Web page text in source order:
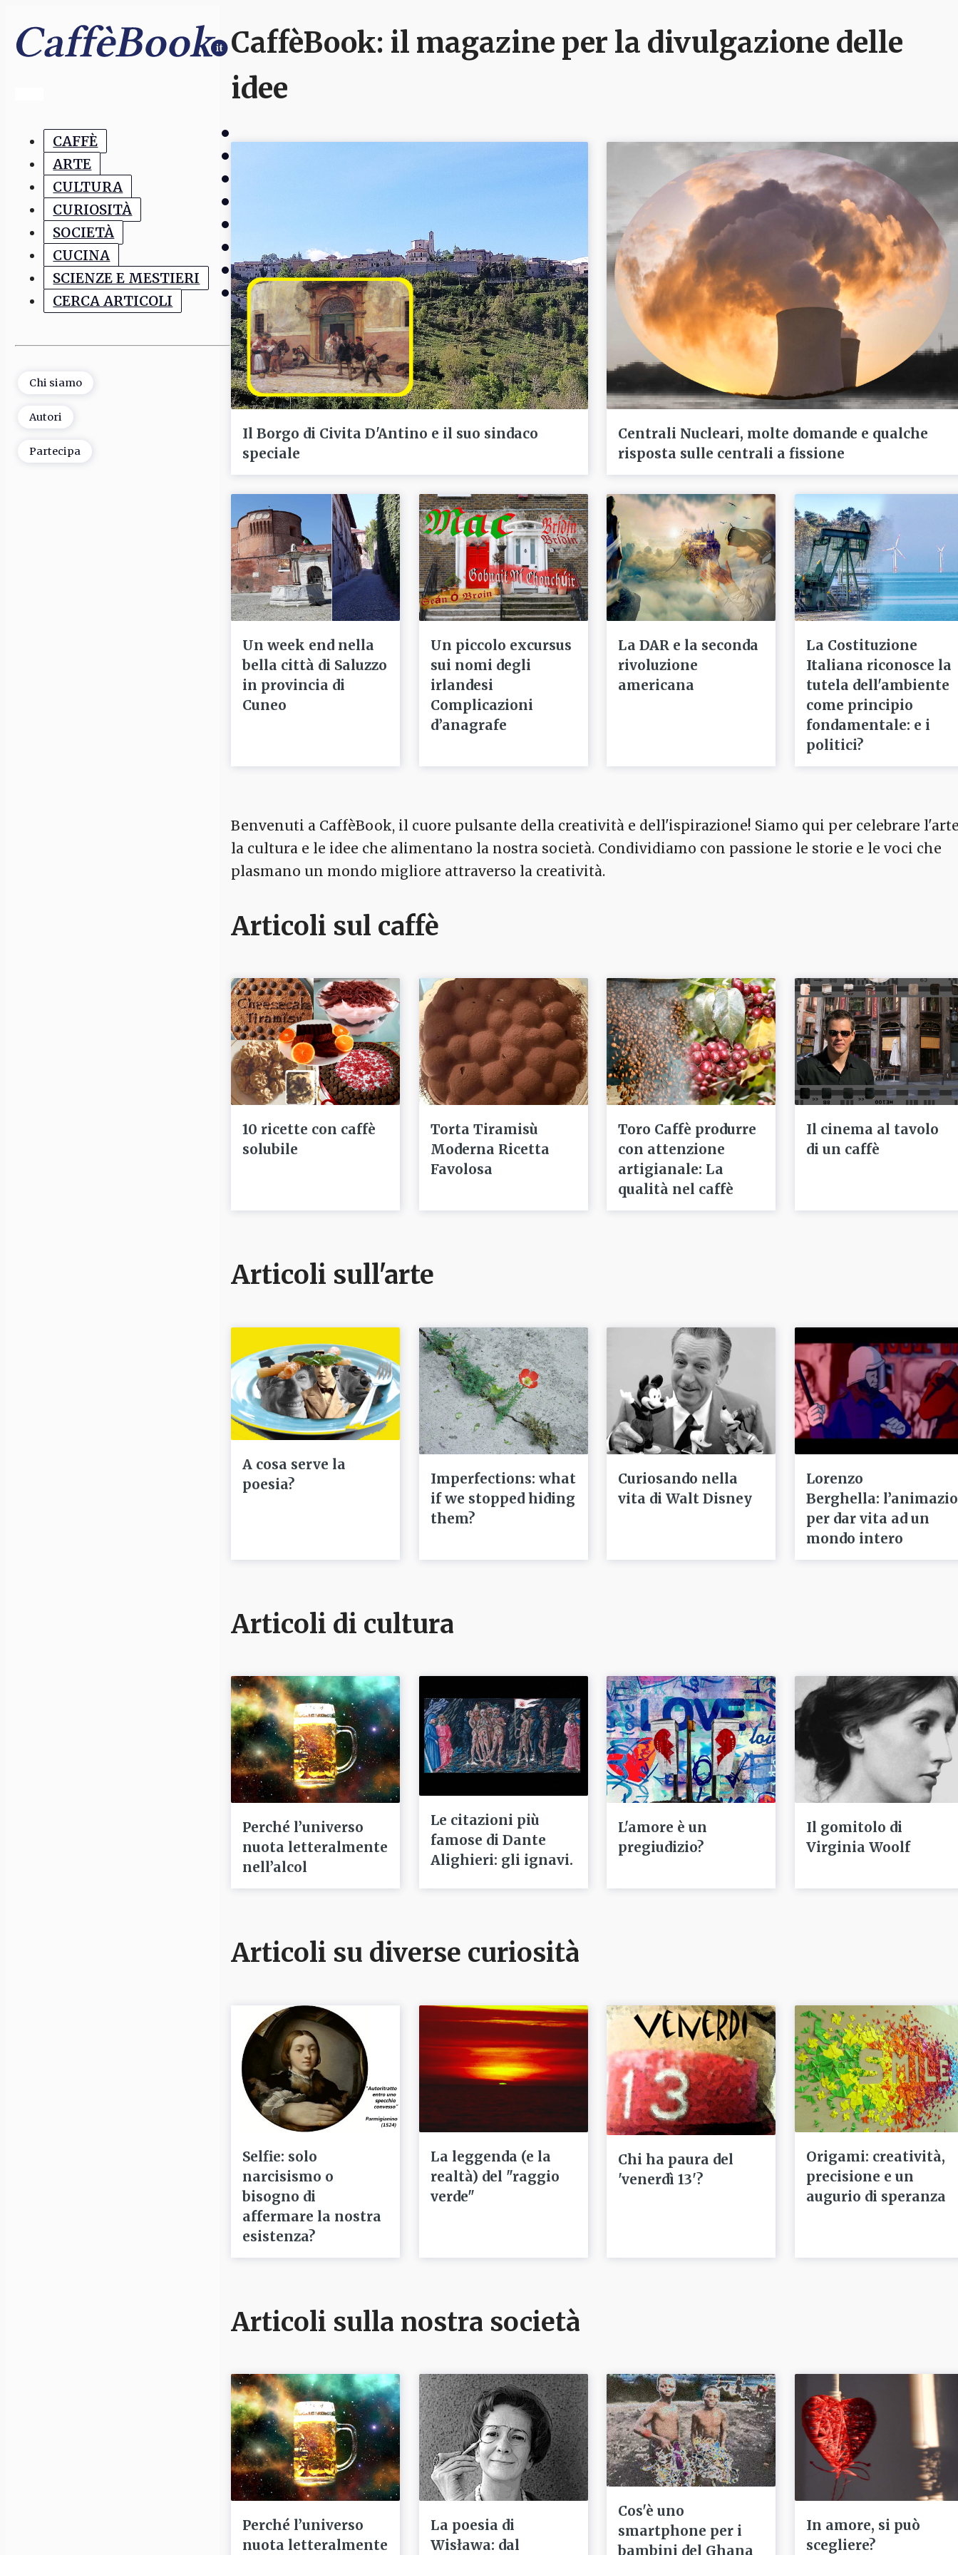
CAFFÈ
ARTE
CULTURA
CURIOSITÀ
SOCIETÀ
CUCINA
SCIENZE E MESTIERI
CERCA ARTICOLI
Chi siamo
Autori
Partecipa
CaffèBook: il magazine per la divulgazione delle
idee
Il Borgo di Civita D'Antino e il suo sindaco
speciale
Centrali Nucleari, molte domande e qualche
risposta sulle centrali a fissione
Un week end nella
bella città di Saluzzo
in provincia di
Cuneo
Un piccolo excursus
sui nomi degli
irlandesi
Complicazioni
d’anagrafe
La DAR e la seconda
rivoluzione
americana
La Costituzione
Italiana riconosce la
tutela dell'ambiente
come principio
fondamentale: e i
politici?
Benvenuti a CaffèBook, il cuore pulsante della creatività e dell'ispirazione! Siamo qui per celebrare
la cultura e le idee che alimentano la nostra società. Condividiamo con passione le storie e le voci che
plasmano un mondo migliore attraverso la creatività.
Articoli sul caffè
10 ricette con caffè
solubile
Torta Tiramisù
Moderna Ricetta
Favolosa
Toro Caffè produrre
con attenzione
artigianale: La
qualità nel caffè
Il cinema al tavolo
di un caffè
Articoli sull'arte
A cosa serve la
poesia?
Imperfections: what
if we stopped hiding
them?
Curiosando nella
vita di Walt Disney
Lorenzo
Berghella:
per dar vita ad un
mondo intero
Articoli di cultura
Perché l’universo
nuota letteralmente
nell’alcol
Le citazioni più
famose di Dante
Alighieri: gli ignavi.
L'amore è un
pregiudizio?
Il gomitolo di
Virginia Woolf
Articoli su diverse curiosità
Selfie: solo
narcisismo o
bisogno di
affermare la nostra
esistenza?
La leggenda (e la
realtà) del "raggio
verde"
Chi ha paura del
'venerdì 13'?
Origami: creatività,
precisione e un
augurio di speranza
Articoli sulla nostra società
Perché l’universo
nuota letteralmente
La poesia di
Wisława: dal
Cos'è uno
smartphone per i
bambini del Ghana
In amore, si può
scegliere?